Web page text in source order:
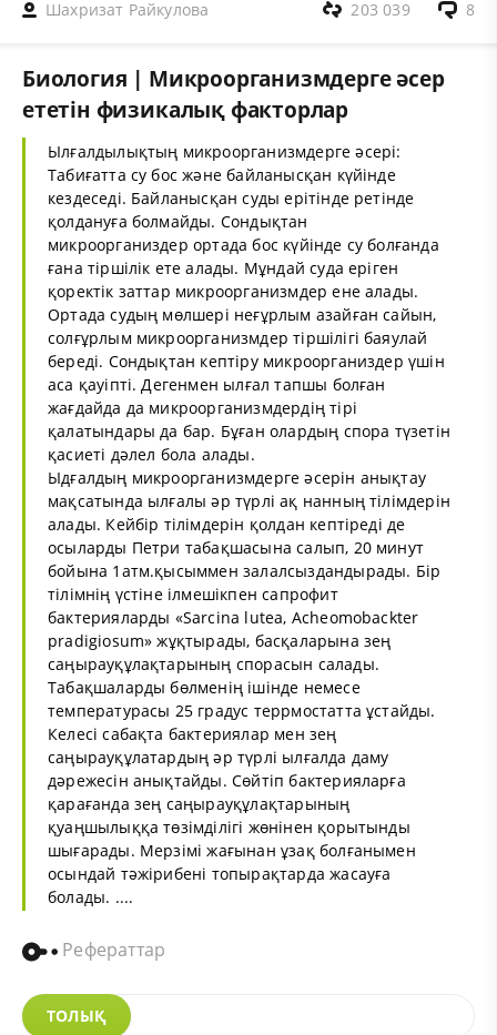
Шахризат Райкулова 8
203 039
Биология | Микроорганизмдерге әсер
ететін физикалық факторлар
Ылғалдылықтың микроорганизмдерге әсері:
Табиғатта су бос және байланысқан күйінде
кездеседі. Байланысқан суды ерітінде ретінде
қолдануға болмайды. Сондықтан
микроорганиздер ортада бос күйінде су болғанда
ғана тіршілік ете алады. Мұндай суда еріген
қоректік заттар микроорганизмдер ене алады.
Ортада судың мөлшері неғұрлым азайған сайын,
солғұрлым микроорганизмдер тіршілігі баяулай
береді. Сондықтан кептіру микроорганиздер үшін
аса қауіпті. Дегенмен ылғал тапшы болған
жағдайда да микроорганизмдердің тірі
қалатындары да бар. Бұған олардың спора түзетін
қасиеті дәлел бола алады.
Ыдғалдың микроорганизмдерге әсерін анықтау
мақсатында ылғалы әр түрлі ақ нанның тілімдерін
алады. Кейбір тілімдерін қолдан кептіреді де
осыларды Петри табақшасына салып, 20 минут
бойына 1атм.қысыммен залалсыздандырады. Бір
тілімнің үстіне ілмешікпен сапрофит
бактерияларды «Sarcina lutea, Acheomobackter
pradigiosum» жұқтырады, басқаларына зең
саңырауқұлақтарының спорасын салады.
Табақшаларды бөлменің ішінде немесе
температурасы 25 градус террмостатта ұстайды.
Келесі сабақта бактериялар мен зең
саңырауқұлатардың әр түрлі ылғалда даму
дәрежесін анықтайды. Сөйтіп бактерияларға
қарағанда зең саңырауқұлақтарының
қуаңшылыққа төзімділігі жөнінен қорытынды
шығарады. Мерзімі жағынан ұзақ болғанымен
осындай тәжірибені топырақтарда жасауға
болады. ....
Рефераттар
ТОЛЫҚ